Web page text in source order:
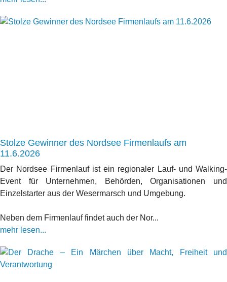
Stolze Gewinner des Nordsee Firmenlaufs am
11.6.2026
Der Nordsee Firmenlauf ist ein regionaler Lauf- und Walking-
Event für Unternehmen, Behörden, Organisationen und
Einzelstarter aus der Wesermarsch und Umgebung.
Neben dem Firmenlauf findet auch der Nor...
mehr lesen...